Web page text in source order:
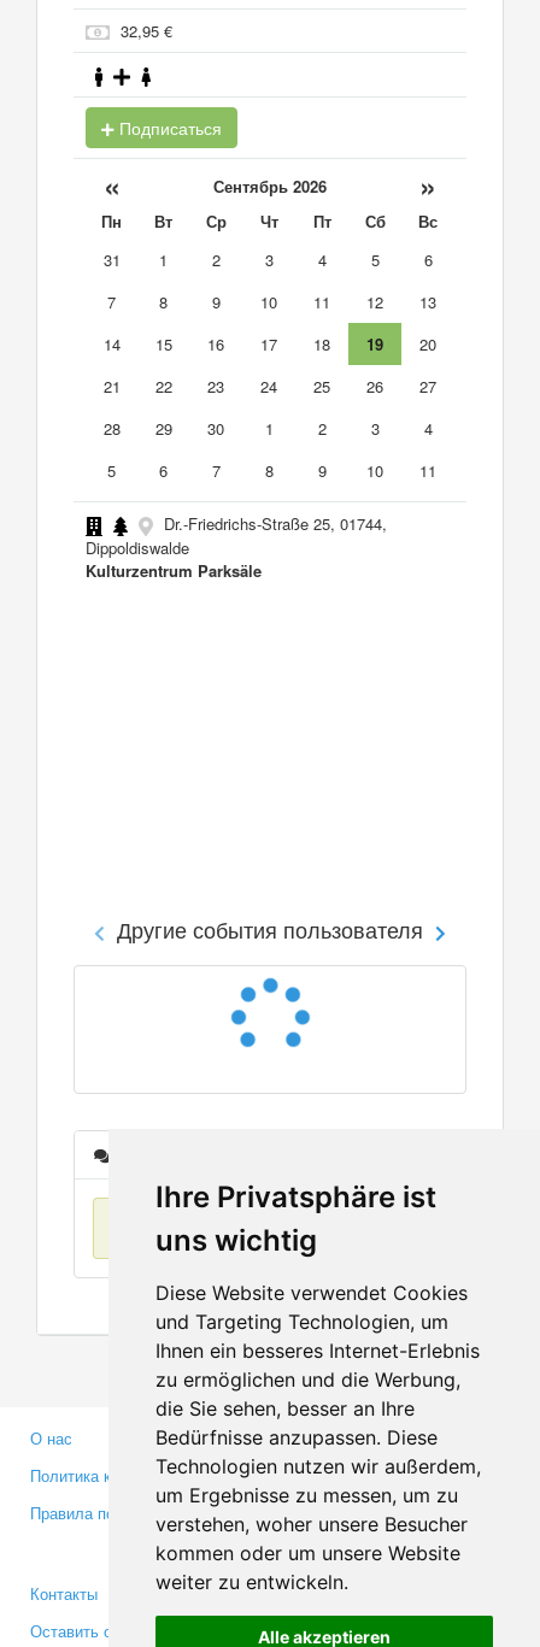
Ihre Privatsphäre ist
uns wichtig
Diese Website verwendet Cookies
und Targeting Technologien, um
Ihnen ein besseres Internet-Erlebnis
zu ermöglichen und die Werbung,
die Sie sehen, besser an Ihre
Bedürfnisse anzupassen. Diese
Technologien nutzen wir außerdem,
um Ergebnisse zu messen, um zu
verstehen, woher unsere Besucher
kommen oder um unsere Website
weiter zu entwickeln.
Alle akzeptieren
32,95 €
Подписаться
« Сентябрь 2026 »
Пн Вт Ср Чт Пт Сб
Вс
31
1 2 3 4 5
6
7
8 9 10 11 12
13
14
15 16 17 18 19
20
21
22 23 24 25 26
27
28
29 30 1 2 3
4
5
6 7 8 9 10 11
Dr.-Friedrichs-Straße 25, 01744,
Dippoldiswalde
Kulturzentrum Parksäle
Другие события пользователя
О нас
Политика конфиденциальности
Правила пользования
Партнерам
Инвесторам
Медиа
Контакты
Оставить отзыв
Facebook
Twitter